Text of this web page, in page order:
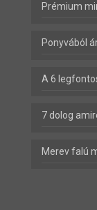
Prémium
Ponyvából
A 6
7 dolog
Merev falú